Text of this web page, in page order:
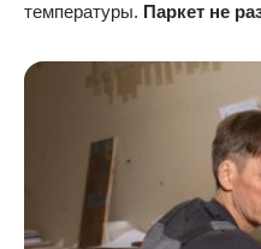
температуры. Паркет не